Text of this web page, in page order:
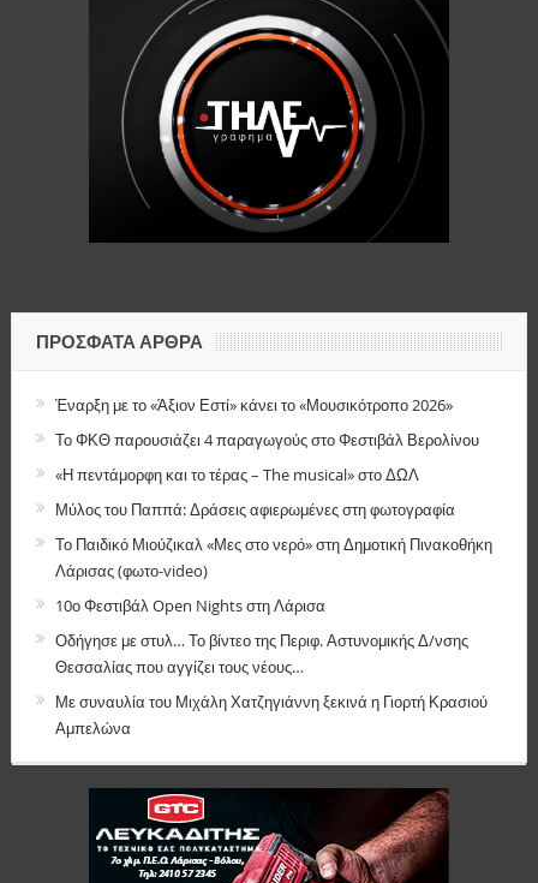
ΠΡΌΣΦΑΤΑ ΆΡΘΡΑ
Έναρξη με το «Άξιον Εστί» κάνει το «Μουσικότροπο 2026»
Το ΦΚΘ παρουσιάζει 4 παραγωγούς στο Φεστιβάλ Βερολίνου
«Η πεντάμορφη και το τέρας – The musical» στο ΔΩΛ
Μύλος του Παππά: Δράσεις αφιερωμένες στη φωτογραφία
Το Παιδικό Μιούζικαλ «Μες στο νερό» στη Δημοτική Πινακοθήκη
Λάρισας (φωτο-video)
10ο Φεστιβάλ Open Nights στη Λάρισα
Οδήγησε με στυλ… Το βίντεο της Περιφ. Αστυνομικής Δ/νσης
Θεσσαλίας που αγγίζει τους νέους…
Με συναυλία του Μιχάλη Χατζηγιάννη ξεκινά η Γιορτή Κρασιού
Αμπελώνα